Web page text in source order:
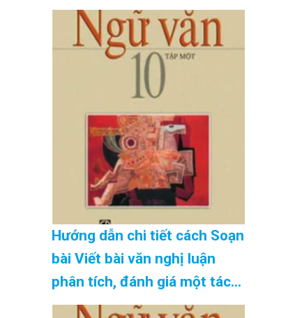
khác nhau SGK Ngữ Văn 10
tập 2 Kết nối tri thức – đầy
đủ nhất Cập Nhật 08/2026
Hướng dẫn chi tiết cách Soạn
bài Viết bài văn nghị luận
phân tích, đánh giá một tác
phẩm văn học SGK Ngữ Văn